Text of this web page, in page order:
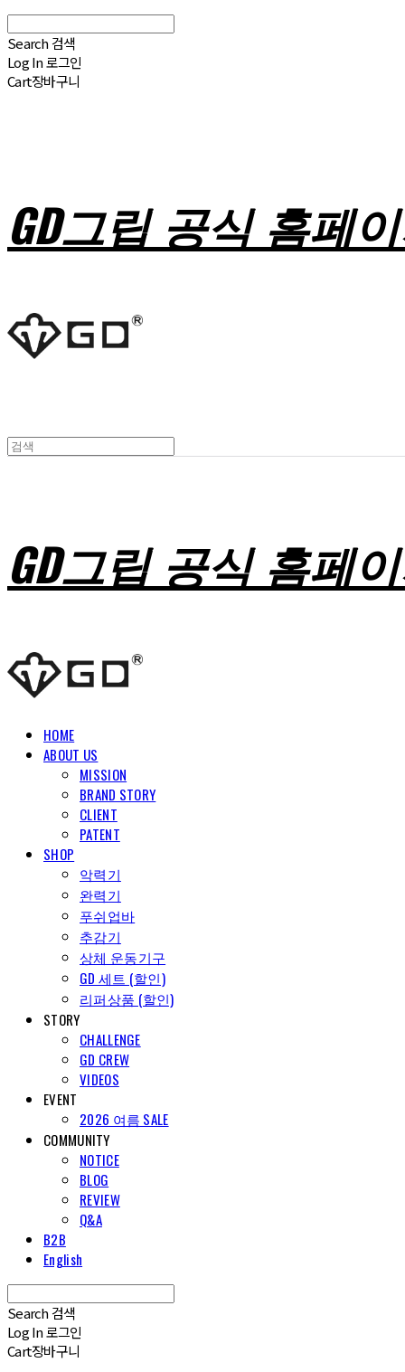
Search 검색
Log In로그인
Cart장바구니
GD그립 공식 홈페
GD그립 공식 홈페
HOME
ABOUT US
MISSION
BRAND STORY
CLIENT
PATENT
SHOP
악력기
완력기
푸쉬업바
추감기
상체 운동기구
GD 세트 (할인)
리퍼상품 (할인)
STORY
CHALLENGE
GD CREW
VIDEOS
EVENT
2026 여름 SALE
COMMUNITY
NOTICE
BLOG
REVIEW
Q&A
B2B
English
Search 검색
Log In로그인
Cart장바구니